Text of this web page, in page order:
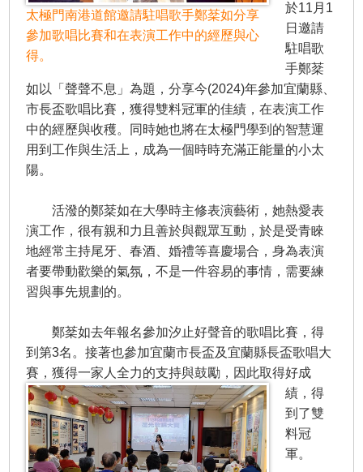
太極門南港道館邀請駐唱歌手鄭棻如分享
參加歌唱比賽和在表演工作中的經歷與心
得。
於11月1
日邀請
駐唱歌
手鄭棻
如以「聲聲不息」為題，分享今(2024)年參加宜蘭縣、
市長盃歌唱比賽，獲得雙料冠軍的佳績，在表演工作
中的經歷與收穫。同時她也將在太極門學到的智慧運
用到工作與生活上，成為一個時時充滿正能量的小太
陽。
活潑的鄭棻如在大學時主修表演藝術，她熱愛表
演工作，很有親和力且善於與觀眾互動，於是受青睞
地經常主持尾牙、春酒、婚禮等喜慶場合，身為表演
者要帶動歡樂的氣氛，不是一件容易的事情，需要練
習與事先規劃的。
鄭棻如去年報名參加汐止好聲音的歌唱比賽，得
到第3名。接著也參加宜蘭市長盃及宜蘭縣長盃歌唱大
賽，獲得一家人全力的支持與鼓勵，因此取得好成
績，得
到了雙
料冠
軍。